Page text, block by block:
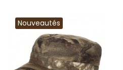
Nouveautés